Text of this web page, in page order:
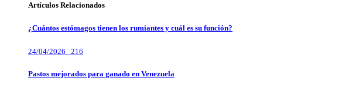
Artículos Relacionados
¿Cuántos estómagos tienen los rumiantes y cuál es su función?
24/04/2026 216
Pastos mejorados para ganado en Venezuela